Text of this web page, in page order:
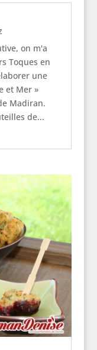
on m'a
Toques en
une
et Mer »
Madiran.
de...